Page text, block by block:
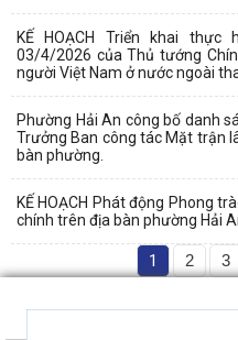
KẾ HOẠCH Triển khai thực
03/4/2026 của Thủ tướng
người Việt Nam ở nước ngoài
Phường Hải An công bố danh
Trưởng Ban công tác Mặt trận
bàn phường.
KẾ HOẠCH Phát động Phong
chính trên địa bàn phường Hải
1 2 3